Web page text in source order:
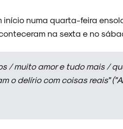
início numa quarta-feira
na sexta e no
/ muito amor e tudo mais /
o delírio com coisas reais"